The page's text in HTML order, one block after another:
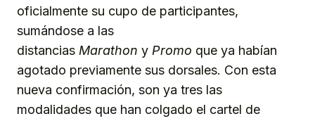
oficialmente su cupo de participantes,
sumándose a las
distancias Marathon y Promo que ya habían
agotado previamente sus dorsales. Con esta
nueva confirmación, son ya tres las
modalidades que han colgado el cartel de